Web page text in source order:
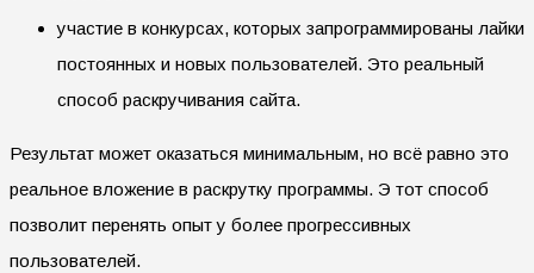
участие в конкурсах, которых запрограммированы лайки
постоянных и новых пользователей. Это реальный
способ раскручивания сайта.
Результат может оказаться минимальным, но всё равно это
реальное вложение в раскрутку программы. Э тот способ
позволит перенять опыт у более прогрессивных
пользователей.